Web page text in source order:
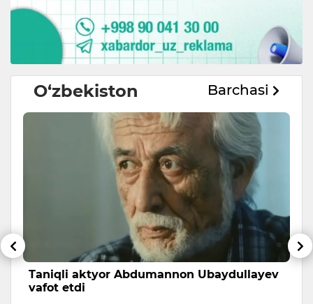
O‘zbekiston Barchasi
Taniqli aktyor Abdumannon Ubaydullayev
vafot etdi